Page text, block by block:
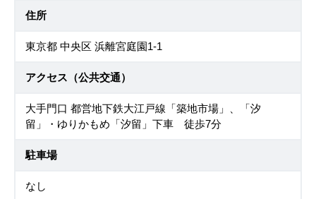
住所
東京都 中央区 浜離宮庭園1-1
アクセス（公共交通）
大手門口 都営地下鉄大江戸線「築地市場」、「汐
留」・ゆりかもめ「汐留」下車 徒歩7分
駐車場
なし